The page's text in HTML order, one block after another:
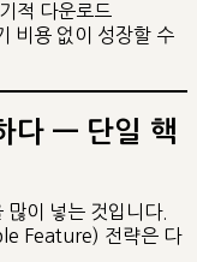
적 다운로드
비용 없이 성장할 수
다 — 단일 핵
이 넣는 것입니다.
Feature) 전략은 다